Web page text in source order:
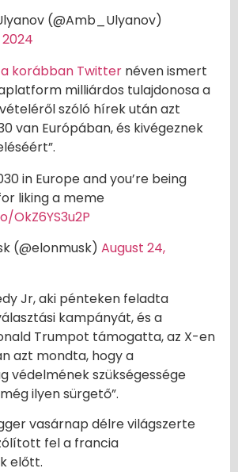
(@Amb_Ulyanov)
a korábban Twitter néven ismert
milliárdos tulajdonosa a
szóló hírek után azt
van Európában, és kivégeznek
in Europe and you’re being
liking a meme
(@elonmusk) August 24,
Jr, aki pénteken feladta
kampányát, és a
Trumpot támogatta, az X-en
azt mondta, hogy a
védelmének szükségessége
ilyen sürgető”.
vasárnap délre világszerte
fel a francia
előtt.